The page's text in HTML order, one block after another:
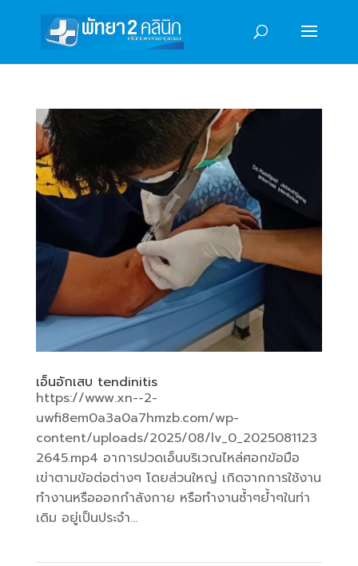
เอ็นอักเสบ tendinitis
https://www.xn--2-
uwfi8em0a3a0a7hmzb.com/wp-
content/uploads/2025/08/lv_0_2025081123
2645.mp4 อาการปวดเอ็นบริเวณไหล่ศอกข้อมือ
เข่าตามข้อต่อต่างๆ โดยส่วนใหญ่ เกิดจากการใช้งาน
ทำงานหรือออกกำลังกาย หรือทำงานซ้ำๆย้ำๆในท่า
เดิม อยู่เป็นประจำ...